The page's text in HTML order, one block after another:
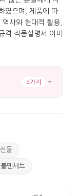
5가지
물
볼펜세트